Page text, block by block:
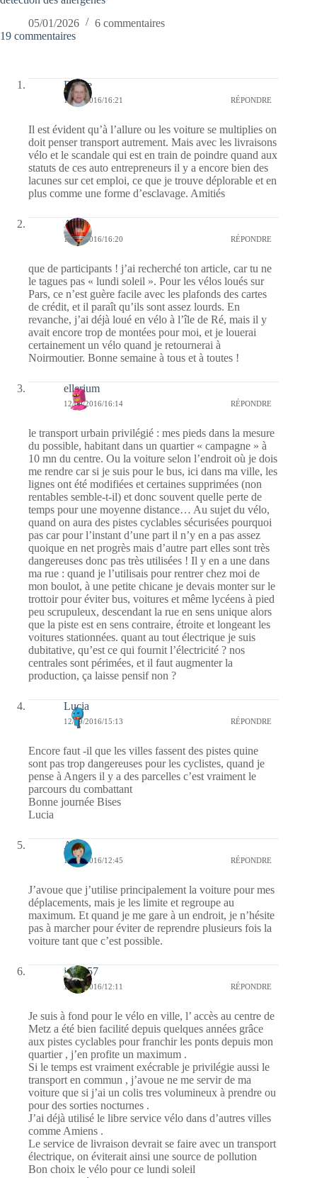
05/01/2026
6 commentaires
19 commentaires
Renee
12/09/2016/16:21 RÉPONDRE
Il est évident qu’à l’allure ou les voiture se multiplies on
doit penser transport autrement. Mais avec les livraisons
vélo et le scandale qui est en train de poindre quand aux
statuts de ces auto entrepreneurs il y a encore bien des
lacunes sur cet emploi, ce que je trouve déplorable et en
plus comme une forme d’esclavage. Amitiés
Ava
12/09/2016/16:20 RÉPONDRE
que de participants ! j’ai recherché ton article, car tu ne
le tagues pas « lundi soleil ». Pour les vélos loués sur
Pars, ce n’est guère facile avec les plafonds des cartes
de crédit, et il paraît qu’ils sont assez lourds. En
revanche, j’ai déjà loué en vélo à l’île de Ré, mais il y
avait encore trop de montées pour moi, et je louerai
certainement un vélo quand je retournerai à
Noirmoutier. Bonne semaine à tous et à toutes !
ellerium
12/09/2016/16:14 RÉPONDRE
le transport urbain privilégié : mes pieds dans la mesure
du possible, habitant dans un quartier « campagne » à
10 mn du centre. Ou la voiture selon l’endroit où je dois
me rendre car si je suis pour le bus, ici dans ma ville, les
lignes ont été modifiées et certaines supprimées (non
rentables semble-t-il) et donc souvent quelle perte de
temps pour une moyenne distance… Au sujet du vélo,
quand on aura des pistes cyclables sécurisées pourquoi
pas car pour l’instant d’une part il n’y en a pas assez
quoique en net progrès mais d’autre part elles sont très
dangereuses donc pas très utilisées ! Il y en a une dans
ma rue : quand je l’utilisais pour rentrer chez moi de
mon boulot, à une petite chicane je devais monter sur le
trottoir pour éviter bus, voitures et même lycéens à pied
peu scrupuleux, descendant la rue en sens unique alors
que la piste est en sens contraire, étroite et longeant les
voitures stationnées. quant au tout électrique je suis
dubitative, qu’est ce qui fournit l’électricité ? nos
centrales sont périmées, et il faut augmenter la
production, ça laisse pensif non ?
Lucia
12/09/2016/15:13 RÉPONDRE
Encore faut -il que les villes fassent des pistes quine
sont pas trop dangereuses pour les cyclistes, quand je
pense à Angers il y a des parcelles c’est vraiment le
parcours du combattant
Bonne journée Bises
Lucia
Ax-L
12/09/2016/12:45 RÉPONDRE
J’avoue que j’utilise principalement la voiture pour mes
déplacements, mais je les limite et regroupe au
maximum. Et quand je me gare à un endroit, je n’hésite
pas à marcher pour éviter de reprendre plusieurs fois la
voiture tant que c’est possible.
jazzy57
12/09/2016/12:11 RÉPONDRE
Je suis à fond pour le vélo en ville, l’ accès au centre de
Metz a été bien facilité depuis quelques années grâce
aux pistes cyclables pour franchir les ponts depuis mon
quartier , j’en profite un maximum .
Si le temps est vraiment exécrable je privilégie aussi le
transport en commun , j’avoue ne me servir de ma
voiture que si j’ai un colis tres volumineux à prendre ou
pour des sorties nocturnes .
J’ai déjà utilisé le libre service vélo dans d’autres villes
comme Amiens .
Le service de livraison devrait se faire avec un transport
électrique, on éviterait ainsi une source de pollution
Bon choix le vélo pour ce lundi soleil